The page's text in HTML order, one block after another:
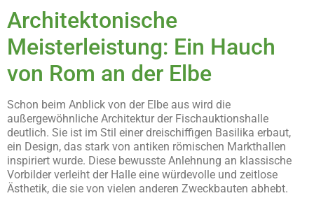
Architektonische
Meisterleistung: Ein Hauch
von Rom an der Elbe
Schon beim Anblick von der Elbe aus wird die
außergewöhnliche Architektur der Fischauktionshalle
deutlich. Sie ist im Stil einer dreischiffigen Basilika erbaut,
ein Design, das stark von antiken römischen Markthallen
inspiriert wurde. Diese bewusste Anlehnung an klassische
Vorbilder verleiht der Halle eine würdevolle und zeitlose
Ästhetik, die sie von vielen anderen Zweckbauten abhebt.